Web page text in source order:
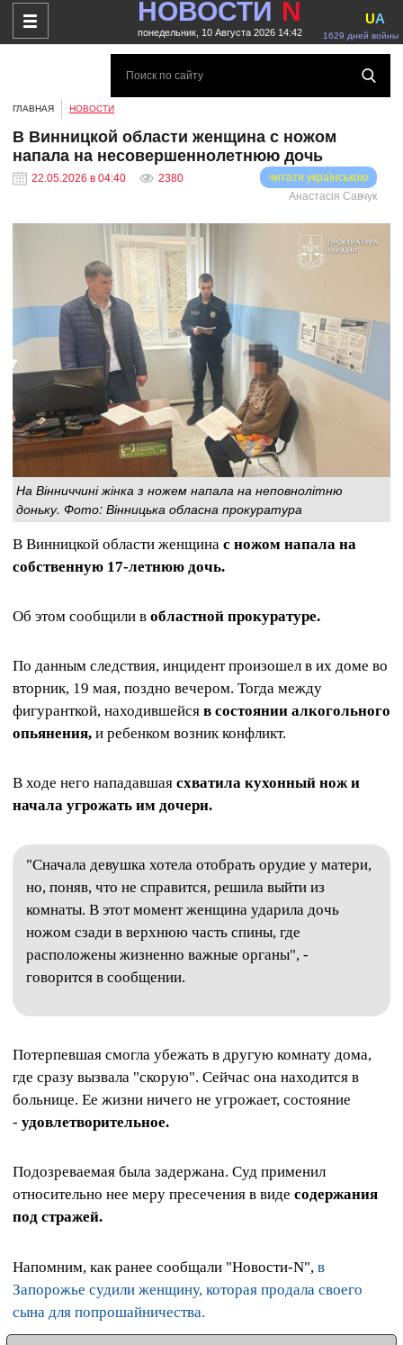
НОВОСТИ N
понедельник, 10 Августа 2026 14:42 1629 дней войны
UA
ГЛАВНАЯ НОВОСТИ
В Винницкой области женщина с ножом
напала на несовершеннолетнюю дочь
22.05.2026 в 04:40 2380
читати українською
Анастасія Савчук
На Вінниччині жінка з ножем напала на неповнолітню
доньку. Фото: Вінницька обласна прокуратура
В Винницкой области женщина с ножом напала на
собственную 17-летнюю дочь.
Об этом сообщили в областной прокуратуре.
По данным следствия, инцидент произошел в их доме во
вторник, 19 мая, поздно вечером. Тогда между
фигуранткой, находившейся в состоянии алкогольного
опьянения, и ребенком возник конфликт.
В ходе него нападавшая схватила кухонный нож и
начала угрожать им дочери.
"Сначала девушка хотела отобрать орудие у матери,
но, поняв, что не справится, решила выйти из
комнаты. В этот момент женщина ударила дочь
ножом сзади в верхнюю часть спины, где
расположены жизненно важные органы", -
говорится в сообщении.
Потерпевшая смогла убежать в другую комнату дома,
где сразу вызвала "скорую". Сейчас она находится в
больнице. Ее жизни ничего не угрожает, состояние
- удовлетворительное.
Подозреваемая была задержана. Суд применил
относительно нее меру пресечения в виде содержания
под стражей.
Напомним, как ранее сообщали "Новости-N", в
Запорожье судили женщину, которая продала своего
сына для попрошайничества.